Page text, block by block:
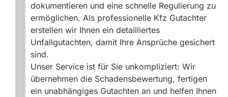
dokumentieren und eine schnelle Regulierung zu
ermöglichen. Als professionelle Kfz Gutachter
erstellen wir Ihnen ein detailliertes
Unfallgutachten, damit Ihre Ansprüche gesichert
sind.
Unser Service ist für Sie unkompliziert: Wir
übernehmen die Schadensbewertung, fertigen
ein unabhängiges Gutachten an und helfen Ihnen